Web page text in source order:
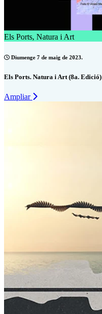
Els Ports, Natura i Art
Diumenge 7 de maig de 2023.
Els Ports. Natura i Art (8a. Edició)
Ampliar